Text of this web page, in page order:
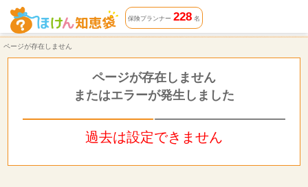
ページが存在しません | ほけん知恵袋
保険プランナー 228名
ページが存在しません
ページが存在しません
またはエラーが発生しました
過去は設定できません